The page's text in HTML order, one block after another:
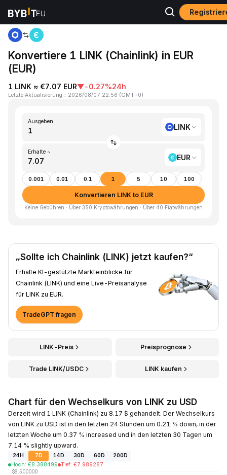
Home LINK to EUR
Konvertiere 1 LINK (Chainlink) in EUR
(EUR)
1 LINK ≈ €7.07 EUR▼-0.27%24h
Letzte Aktualisierung ： 2026/08/07 22:56 (GMT+0)
Ausgeben
LINK
Erhalte ~
EUR
0.001 0.01 0.1 1 5 10 100
Konvertieren LINK to EUR
Keine Gebühren · Über 350 Kryptowährungen · Über 40 Fiatwährungen
„Sollte ich Chainlink (LINK) jetzt kaufen?“
Erhalte KI-gestützte Markteinblicke für
Chainlink (LINK) und eine Live-Preisanalyse
für LINK zu EUR.
TradeGPT fragen
LINK-Preis Preisprognose
Trade LINK/USDC LINK kaufen
Chart für den Wechselkurs von LINK zu USD
Derzeit wird 1 LINK (Chainlink) zu 8.17 $ gehandelt. Der Wechselkurs
von LINK zu USD ist in den letzten 24 Stunden um 0.21 % down, in der
letzten Woche um 0.37 % increased und in den letzten 30 Tagen um
7.14 % slightly upward.
24H 7D 14D 30D 60D
200D
Hoch: €8.388499 Tief: €7.989287